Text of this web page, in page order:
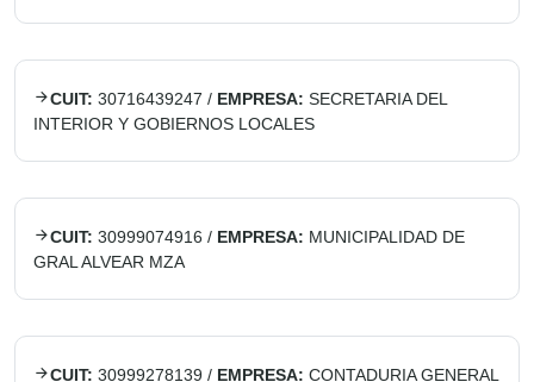
CUIT: 30716439247 / EMPRESA: SECRETARIA DEL
INTERIOR Y GOBIERNOS LOCALES
CUIT: 30999074916 / EMPRESA: MUNICIPALIDAD DE
GRAL ALVEAR MZA
CUIT: 30999278139 / EMPRESA: CONTADURIA GENERAL